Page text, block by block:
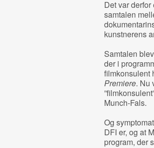
Det var
samtalen
kunstnerens
Samtalen
der i
filmkonsulent
Premiere. Nu
Munch-Fals.
Og
DFI er, og at
program, der